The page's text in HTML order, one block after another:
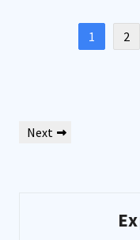
1 2
navigation
Next
Next